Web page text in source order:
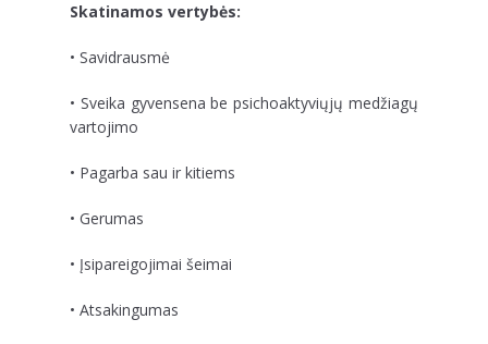
Skatinamos vertybės:
• Savidrausmė
• Sveika gyvensena be psichoaktyviųjų medžiagų
vartojimo
• Pagarba sau ir kitiems
• Gerumas
• Įsipareigojimai šeimai
• Atsakingumas